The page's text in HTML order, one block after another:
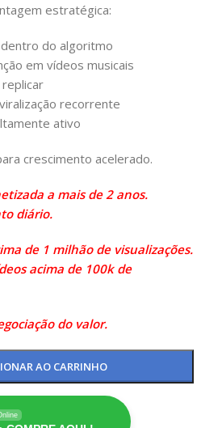
estratégica:
do algoritmo
em vídeos musicais
recorrente
ativo
crescimento acelerado.
a mais de 2 anos.
diário.
de 1 milhão de visualizações.
acima de 100k de
do valor.
AO CARRINHO